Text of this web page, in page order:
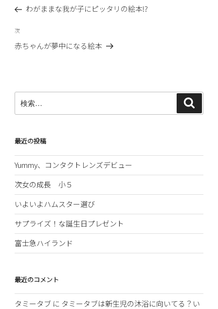
ナ
ビ
ゲ
ン
の
稿
わがままな我が子にピッタリの絵本!?
次
の
次
赤ちゃんが夢中になる絵本
索:
最近の投稿
Yummy、コンタクトレンズデビュー
次女の成長 小５
いよいよハムスター選び
サプライズ！な誕生日プレゼント
富士急ハイランド
最近のコメント
タミータブ に タミータブは新生児の沐浴に向いてる？い